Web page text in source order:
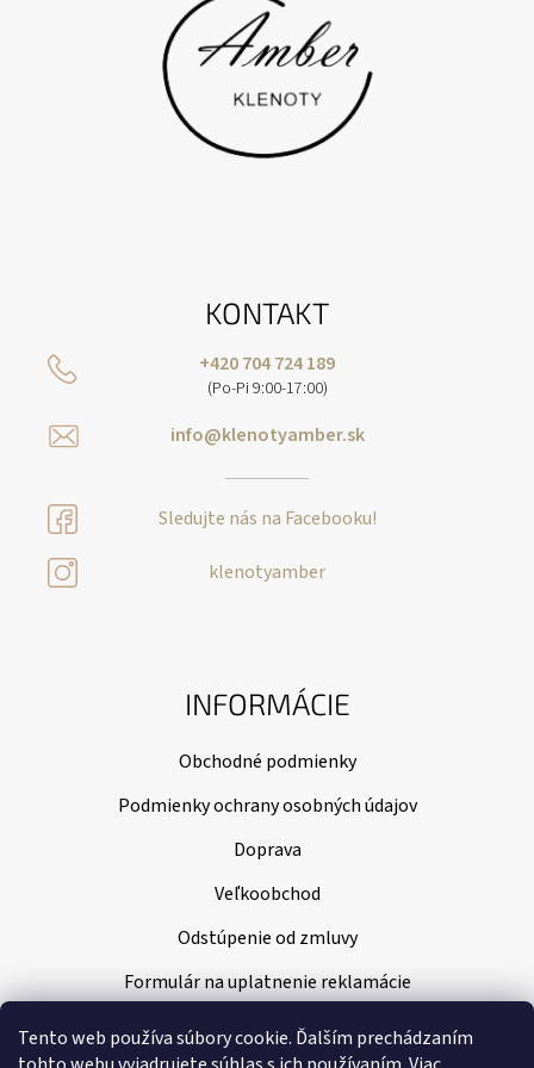
Tento web používa súbory cookie. Ďalším prechádzaním
KONTAKT
+420 704 724 189
(Po-Pi 9:00-17:00)
info@klenotyamber.sk
Sledujte nás na Facebooku!
klenotyamber
INFORMÁCIE
Obchodné podmienky
Podmienky ochrany osobných údajov
Doprava
Veľkoobchod
Odstúpenie od zmluvy
Formulár na uplatnenie reklamácie